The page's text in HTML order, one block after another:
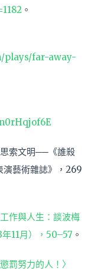
。
plays/far-away-
索文明──《誰殺
演藝術雜誌》，269
作與人生：談波梅
11月），50–57 。
罰努力的人！〉